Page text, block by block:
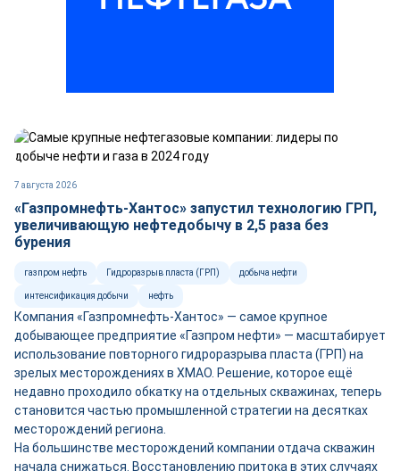
7 августа 2026
«Газпромнефть-Хантос» запустил технологию ГРП,
увеличивающую нефтедобычу в 2,5 раза без
бурения
газпром нефть Гидроразрыв пласта (ГРП) добыча нефти
интенсификация добычи нефть
Компания «Газпромнефть-Хантос» — самое крупное
добывающее предприятие «Газпром нефти» — масштабирует
использование повторного гидроразрыва пласта (ГРП) на
зрелых месторождениях в ХМАО. Решение, которое ещё
недавно проходило обкатку на отдельных скважинах, теперь
становится частью промышленной стратегии на десятках
месторождений региона.
На большинстве месторождений компании отдача скважин
начала снижаться. Восстановлению притока в этих случаях